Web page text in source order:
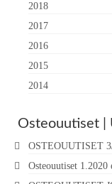
2018
2017
2016
2015
2014
Osteouutiset |
OSTEOUUTISET
Osteouutiset